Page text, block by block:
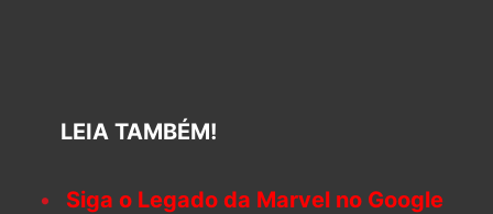
LEIA TAMBÉM!
Siga o Legado da Marvel no Google